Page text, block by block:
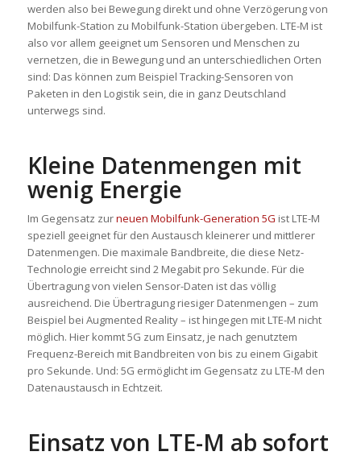
werden also bei Bewegung direkt und ohne Verzögerung von
Mobilfunk-Station zu Mobilfunk-Station übergeben. LTE-M ist
also vor allem geeignet um Sensoren und Menschen zu
vernetzen, die in Bewegung und an unterschiedlichen Orten
sind: Das können zum Beispiel Tracking-Sensoren von
Paketen in den Logistik sein, die in ganz Deutschland
unterwegs sind.
Kleine Datenmengen mit
wenig Energie
Im Gegensatz zurneuen Mobilfunk-Generation 5G ist LTE-M
speziell geeignet für den Austausch kleinerer und mittlerer
Datenmengen. Die maximale Bandbreite, die diese Netz-
Technologie erreicht sind 2 Megabit pro Sekunde. Für die
Übertragung von vielen Sensor-Daten ist das völlig
ausreichend. Die Übertragung riesiger Datenmengen – zum
Beispiel bei Augmented Reality – ist hingegen mit LTE-M nicht
möglich. Hier kommt 5G zum Einsatz, je nach genutztem
Frequenz-Bereich mit Bandbreiten von bis zu einem Gigabit
pro Sekunde. Und: 5G ermöglicht im Gegensatz zu LTE-M den
Datenaustausch in Echtzeit.
Einsatz von LTE-M ab sofort